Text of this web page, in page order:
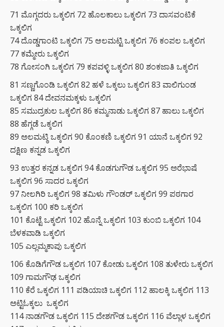
71 ಮೊಗ್ಗದರು ಒಕ್ಕಲಿಗ 72 ಹೊಲಕಾಲು ಒಕ್ಕಲಿಗ 73 ದಾಸವಂಟಿಕೆ
ಒಕ್ಕಲಿಗ
74 ದೊಡ್ಡಗಾಂಟಿ ಒಕ್ಕಲಿಗ 75 ಆಲಮಟ್ಟಿ ಒಕ್ಕಲಿಗ 76 ಕಂಪಲ ಒಕ್ಕಲಿಗ
77 ಕಮ್ಮೇರು ಒಕ್ಕಲಿಗ
78 ಗೋಸಂಗಿ ಒಕ್ಕಲಿಗ 79 ಕಪವಳ್ಳಿ ಒಕ್ಕಲಿಗ 80 ಶಂಕಜಾತಿ ಒಕ್ಕಲಿಗ
81 ಸಣ್ಣಗೊಂಡಿ ಒಕ್ಕಲಿಗ 82 ಹಳೆ ಒಕ್ಕಲು ಒಕ್ಕಲಿಗ 83 ವಾಲಿಗುಂಡ
ಒಕ್ಕಲಿಗ 84 ದೇವನಮಕ್ಕಳು ಒಕ್ಕಲಿಗ
85 ಸಮುದ್ರಕುಲ ಒಕ್ಕಲಿಗ 86 ಕಮ್ಮನಾಡು ಒಕ್ಕಲಿಗ 87 ಹಾಲು ಒಕ್ಕಲಿಗ
88 ಹೆಗ್ಗಡೆ ಒಕ್ಕಲಿಗ
89 ಅಲಮಟ್ಠಿ ಒಕ್ಕಲಿಗ 90 ಕೊಂಕಣಿ ಒಕ್ಕಲಿಗ 91 ಯಾನೆ ಒಕ್ಕಲಿಗ 92
ದಕ್ಷಿಣ ಕನ್ನಡ ಒಕ್ಕಲಿಗ
93 ಉತ್ತರ ಕನ್ನಡ ಒಕ್ಕಲಿಗ 94 ಕೊಡಗುಗೌಡ ಒಕ್ಕಲಿಗ 95 ಅರೆಭಾಷೆ
ಒಕ್ಕಲಿಗ 96 ಸಾದರ ಒಕ್ಕಲಿಗ
97 ನೀಲಗಿರಿ ಒಕ್ಕಲಿಗ 98 ತಮಿಳು ಗೌಂಡರ್ ಒಕ್ಕಲಿಗ 99 ಪಠಗಾರ
ಒಕ್ಕಲಿಗ 100 ಕರಿ ಒಕ್ಕಲಿಗ
101 ಕೊಟ್ಟೆ ಒಕ್ಕಲಿಗ 102 ಹೊನ್ನೆ ಒಕ್ಕಲಿಗ 103 ಕುಂಬಿ ಒಕ್ಕಲಿಗ 104
ಬೆಳಕವಾಡಿ ಒಕ್ಕಲಿಗ
105 ಎಲ್ಲಮ್ಮಕಾಪು ಒಕ್ಕಲಿಗ
106 ಕೊಡಿಗೆಗೌಡ ಒಕ್ಕಲಿಗ 107 ಕೋಡು ಒಕ್ಕಲಿಗ 108 ತುಳೇರು ಒಕ್ಕಲಿಗ
109 ಗಾಮಗೌಢ ಒಕ್ಕಲಿಗ
110 ಕೆರೆ ಒಕ್ಕಲಿಗ 111 ಪಡಿಯಾಚಿ ಒಕ್ಕಲಿಗ 112 ಹಾಲಕ್ಕಿ ಒಕ್ಕಲಿಗ 113
ಅಟ್ಟಿಓಕ್ಕಲು ಒಕ್ಕಲಿಗ
114 ನಾಡಗೌಡ ಒಕ್ಕಲಿಗ 115 ದೇಶಗೌಡ ಒಕ್ಕಲಿಗ 116 ವೆಲ್ಲಾಳ ಒಕ್ಕಲಿಗ